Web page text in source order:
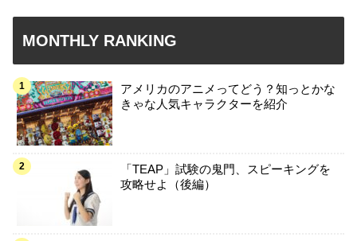
MONTHLY RANKING
アメリカのアニメってどう？知っとかな
きゃな人気キャラクターを紹介
「TEAP」試験の鬼門、スピーキングを
攻略せよ（後編）